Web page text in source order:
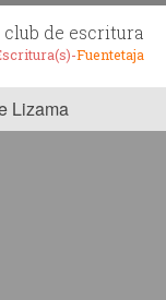
club de escritura
Fuentetaja
Lizama